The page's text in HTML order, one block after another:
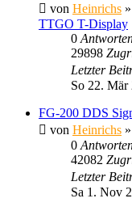
von Heinrichs
TTGO T-Display
0
29898
Letzter
So 22. Mär
FG-200 DDS
von Heinrichs
0
42082
Letzter
Sa 1. Nov